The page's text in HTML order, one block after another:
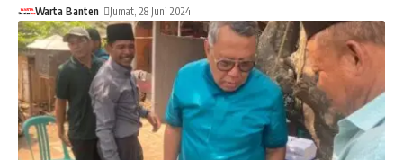
Warta Banten Jumat, 28 Juni 2024